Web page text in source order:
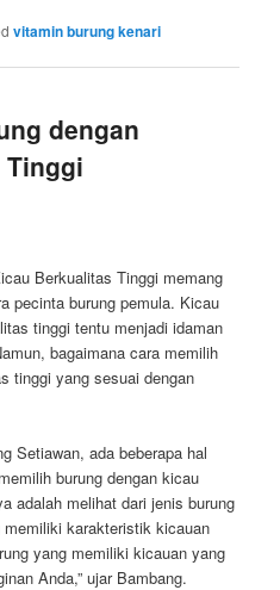
vitamin burung kenari
dengan
Berkualitas Tinggi memang
pecinta burung pemula. Kicau
tinggi tentu menjadi idaman
bagaimana cara memilih
tinggi yang sesuai dengan
Setiawan, ada beberapa hal
burung dengan kicau
adalah melihat dari jenis burung
karakteristik kicauan
yang memiliki kicauan yang
Anda,” ujar Bambang.